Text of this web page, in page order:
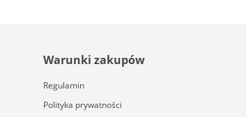
Warunki zakupów
Regulamin
Polityka prywatności